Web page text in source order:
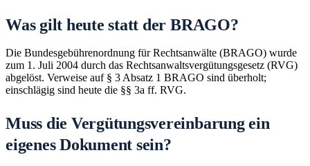
Was gilt heute statt der BRAGO?
Die Bundesgebührenordnung für Rechtsanwälte (BRAGO) wurde
zum 1. Juli 2004 durch das Rechtsanwaltsvergütungsgesetz (RVG)
abgelöst. Verweise auf § 3 Absatz 1 BRAGO sind überholt;
einschlägig sind heute die §§ 3a ff. RVG.
Muss die Vergütungsvereinbarung ein
eigenes Dokument sein?